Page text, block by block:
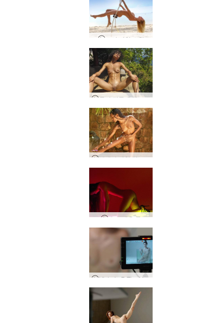
코시 비치 스윙
루비 정글 호텔 촬영
발레리 샤워 및 면도
요코 네온 등
Victoria R The Making Of The Aquarium 촬영